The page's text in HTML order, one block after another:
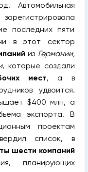
Автомобильная
последних пяти
в этот сектор
из Германии,
, которые создали
мест, а в
удвоится.
$400 млн, а
экспорта. В
проектам
список, в
шести компаний
планирующих